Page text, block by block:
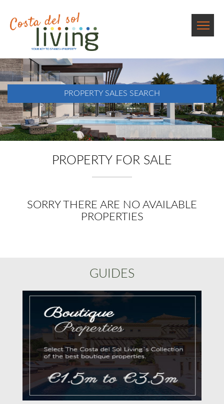
PROPERTY SALES SEARCH
PROPERTY FOR SALE
SORRY THERE ARE NO AVAILABLE
PROPERTIES
GUIDES